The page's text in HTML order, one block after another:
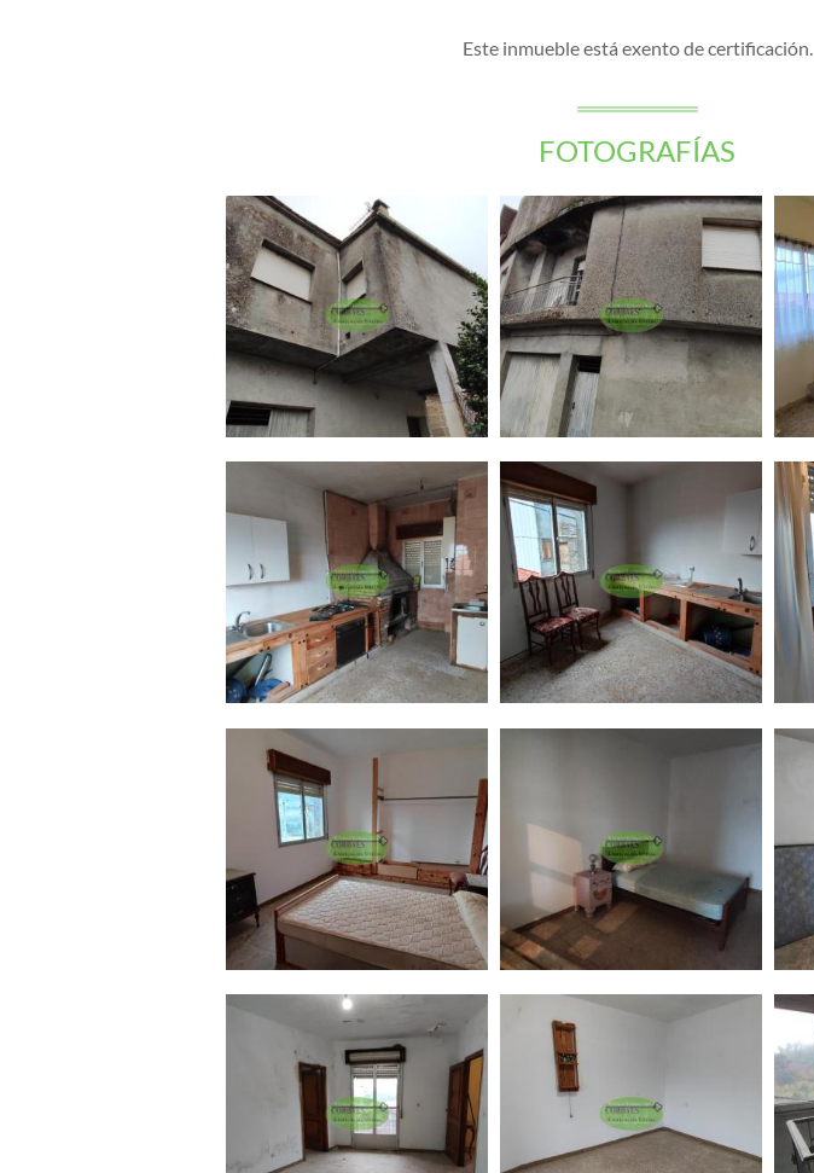
Este inmueble está exento de certificación.
FOTOGRAFÍAS